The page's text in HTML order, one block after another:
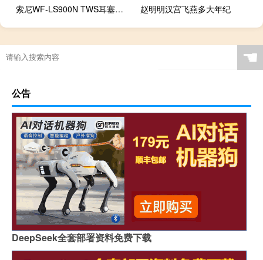
索尼WF-LS900N TWS耳塞在印度推出地球蓝颜色版本 赵明明汉宫飞燕多大年纪
☚
公告
DeepSeek全套部署资料免费下载